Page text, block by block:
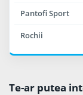
Pantofi Sport
Rochii
Te-ar putea